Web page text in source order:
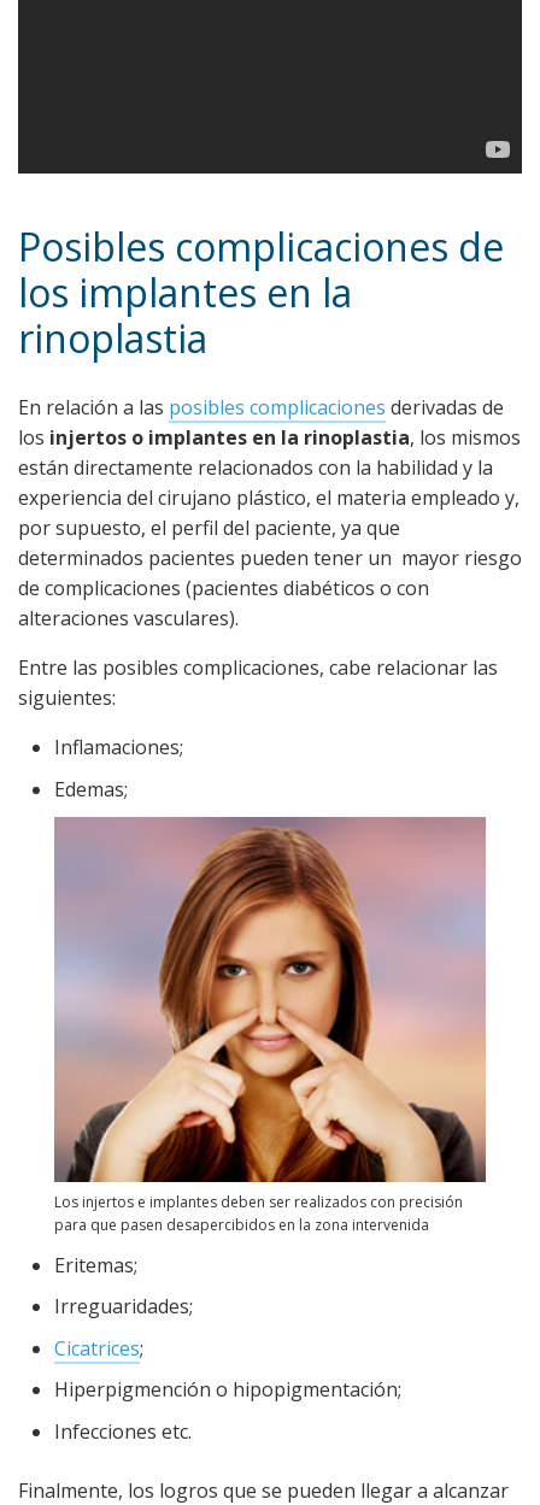
Posibles complicaciones de
los implantes en la
rinoplastia
En relación a las posibles complicaciones derivadas de
los injertos o implantes en la rinoplastia, los mismos
están directamente relacionados con la habilidad y la
experiencia del cirujano plástico, el materia empleado y,
por supuesto, el perfil del paciente, ya que
determinados pacientes pueden tener un mayor riesgo
de complicaciones (pacientes diabéticos o con
alteraciones vasculares).
Entre las posibles complicaciones, cabe relacionar las
siguientes:
Inflamaciones;
Edemas;
Los injertos e implantes deben ser realizados con precisión
para que pasen desapercibidos en la zona intervenida
Eritemas;
Irreguaridades;
Cicatrices;
Hiperpigmención o hipopigmentación;
Infecciones etc.
Finalmente, los logros que se pueden llegar a alcanzar